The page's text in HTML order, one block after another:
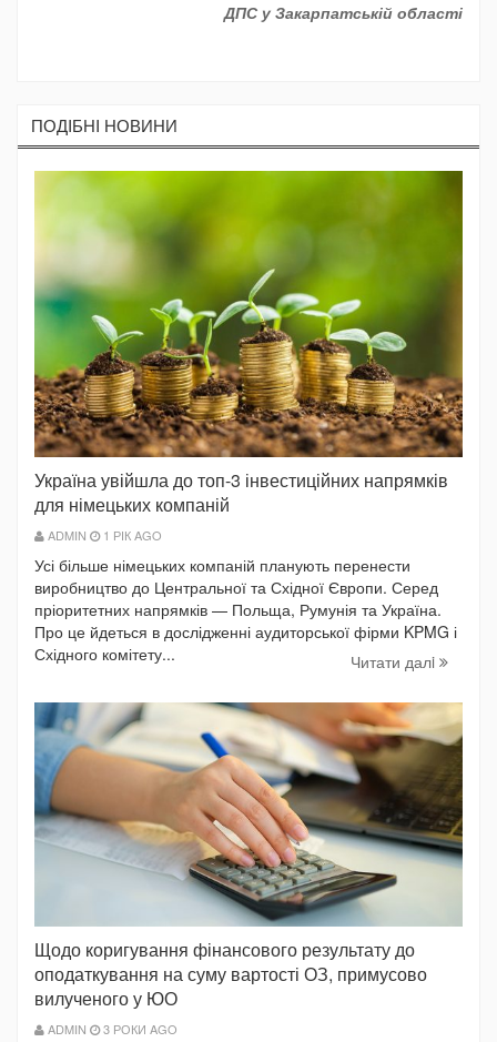
ДПС у Закарпатській області
ПОДIБНI НОВИНИ
Україна увійшла до топ-3 інвестиційних напрямків
для німецьких компаній
ADMIN 1 РІК AGO
Усі більше німецьких компаній планують перенести
виробництво до Центральної та Східної Європи. Серед
пріоритетних напрямків — Польща, Румунія та Україна.
Про це йдеться в дослідженні аудиторської фірми KPMG і
Східного комітету...
Читати далi
Щодо коригування фінансового результату до
оподаткування на суму вартості ОЗ, примусово
вилученого у ЮО
ADMIN 3 РОКИ AGO